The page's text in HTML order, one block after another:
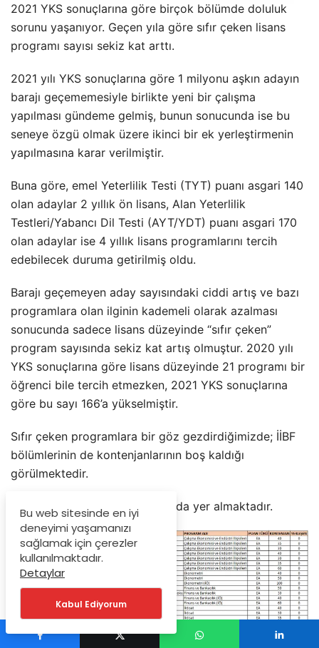
2021 YKS sonuçlarına göre birçok bölümde doluluk
sorunu yaşanıyor. Geçen yıla göre sıfır çeken lisans
programı sayısı sekiz kat arttı.
2021 yılı YKS sonuçlarına göre 1 milyonu aşkın adayın
barajı geçememesiyle birlikte yeni bir çalışma
yapılması gündeme gelmiş, bunun sonucunda ise bu
seneye özgü olmak üzere ikinci bir ek yerleştirmenin
yapılmasına karar verilmiştir.
Buna göre, emel Yeterlilik Testi (TYT) puanı asgari 140
olan adaylar 2 yıllık ön lisans, Alan Yeterlilik
Testleri/Yabancı Dil Testi (AYT/YDT) puanı asgari 170
olan adaylar ise 4 yıllık lisans programlarını tercih
edebilecek duruma getirilmiş oldu.
Barajı geçemeyen aday sayısındaki ciddi artış ve bazı
programlara olan ilginin kademeli olarak azalması
sonucunda sadece lisans düzeyinde “sıfır çeken”
program sayısında sekiz kat artış olmuştur. 2020 yılı
YKS sonuçlarına göre lisans düzeyinde 21 programı bir
öğrenci bile tercih etmezken, 2021 YKS sonuçlarına
göre bu sayı 166’a yükselmiştir.
Sıfır çeken programlara bir göz gezdirdiğimizde; İİBF
bölümlerinin de kontenjanlarının boş kaldığı
görülmektedir.
Sıfır çeken İİBF bölümleri aşağıda yer almaktadır.
Bu web sitesinde en iyi
deneyimi yaşamanızı
sağlamak için çerezler
kullanılmaktadır.
Detaylar
Kabul Ediyorum